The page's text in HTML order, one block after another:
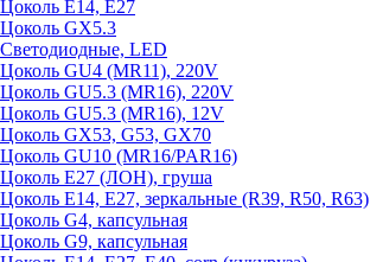
Цоколь E14, E27
Цоколь GX5.3
Светодиодные, LED
Цоколь GU4 (MR11), 220V
Цоколь GU5.3 (MR16), 220V
Цоколь GU5.3 (MR16), 12V
Цоколь GX53, G53, GX70
Цоколь GU10 (MR16/PAR16)
Цоколь Е27 (ЛОН), груша
Цоколь Е14, Е27, зеркальные (R39, R50, R63)
Цоколь G4, капсульная
Цоколь G9, капсульная